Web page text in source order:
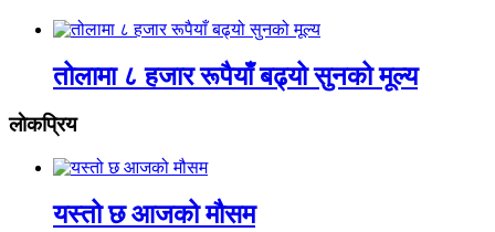
तोलामा ८ हजार रूपैयाँ बढ्यो सुनको मूल्य
लाेकप्रिय
यस्तो छ आजको मौसम